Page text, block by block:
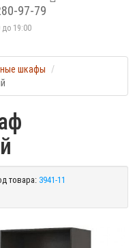
97-79
до 19:00
шкафы
товара: 3941-11